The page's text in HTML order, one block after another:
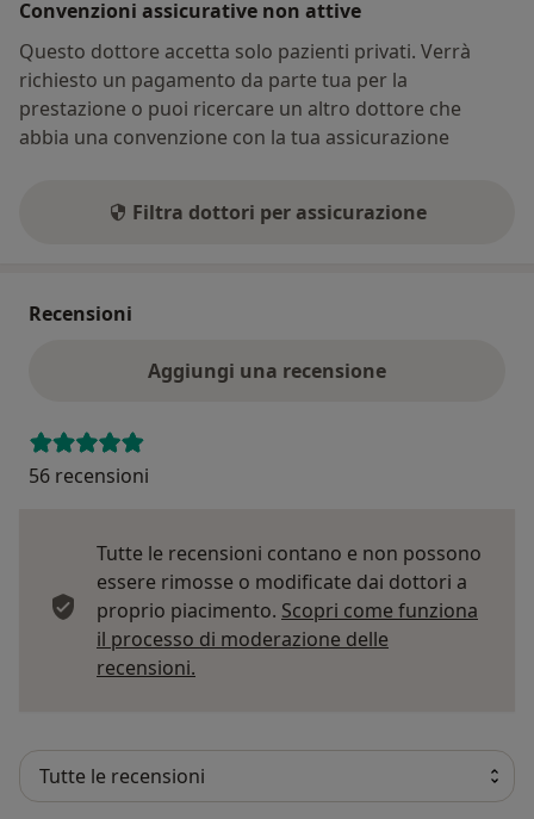
Convenzioni assicurative non attive
Questo dottore accetta solo pazienti privati. Verrà
richiesto un pagamento da parte tua per la
prestazione o puoi ricercare un altro dottore che
abbia una convenzione con la tua assicurazione
Filtra dottori per assicurazione
Recensioni
Aggiungi una recensione
56 recensioni
Tutte le recensioni contano e non possono
essere rimosse o modificate dai dottori a
proprio piacimento. Scopri come funziona
il processo di moderazione delle
recensioni.